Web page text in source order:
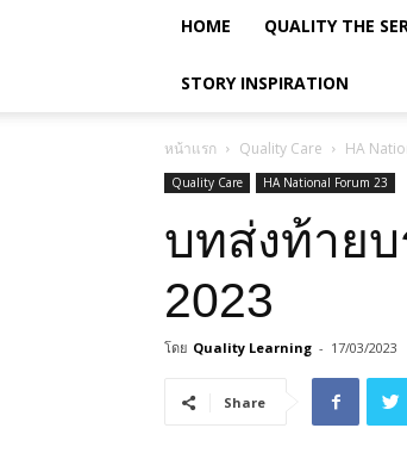
HOME QUALITY THE
STORY INSPIRATION
หน้าแรก Quality Care HA
Quality Care HA National Forum 23
บทส่งท้าย
2023
โดย Quality Learning - 17/03/2023
Share